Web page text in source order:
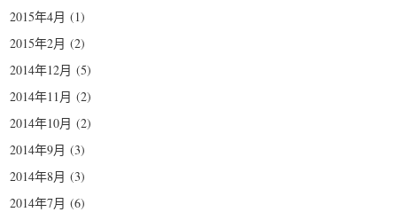
2015年4月 (1)
2015年2月 (2)
2014年12月 (5)
2014年11月 (2)
2014年10月 (2)
2014年9月 (3)
2014年8月 (3)
2014年7月 (6)